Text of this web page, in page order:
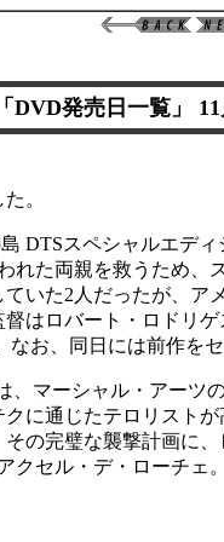
「DVD発売日一覧」
。
DTSスペシャルエデ
れた両親を救うため、
いた2人だったが、ア
はロバート・ロドリ
お、同日には前作を
マーシャル・アーツ
に通じたテロリスト
の完璧な襲撃計画に
クセル・デ・ローチェ